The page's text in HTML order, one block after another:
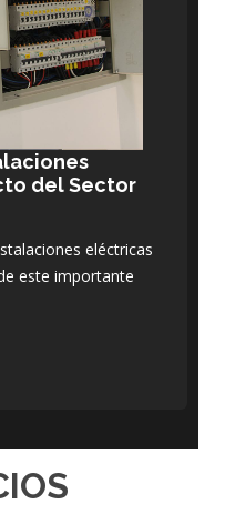
del Sector
eléctricas
este importante